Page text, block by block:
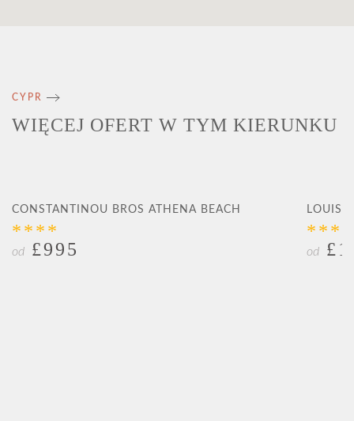
CYPR
WIĘCEJ OFERT W TYM KIERUNKU
CONSTANTINOU BROS ATHENA BEACH
****
od £995
LOUIS
****
od